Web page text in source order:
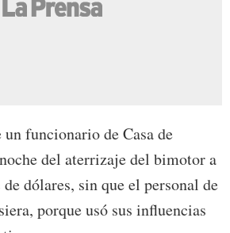
un funcionario de Casa de
del aterrizaje del bimotor a
dólares, sin que el personal de
porque usó sus influencias